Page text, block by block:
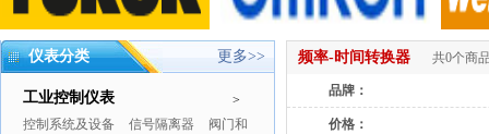
仪表分类 更多>>
>
工业控制仪表
控制系统及设备 信号隔离器
阀门和
频率-时间转换器 共0个商
品牌：
价格：